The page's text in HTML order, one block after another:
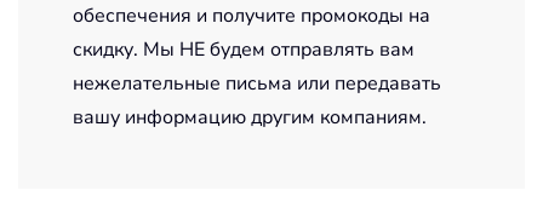
обеспечения и получите промокоды на
скидку. Мы НЕ будем отправлять вам
нежелательные письма или передавать
вашу информацию другим компаниям.